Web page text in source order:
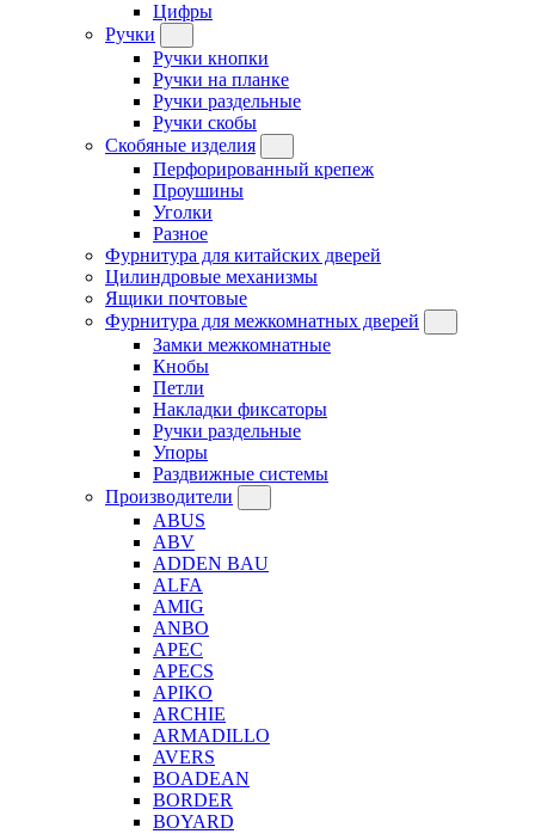
Цифры
Ручки
Ручки кнопки
Ручки на планке
Ручки раздельные
Ручки скобы
Скобяные изделия
Перфорированный крепеж
Проушины
Уголки
Разное
Фурнитура для китайских дверей
Цилиндровые механизмы
Ящики почтовые
Фурнитура для межкомнатных дверей
Замки межкомнатные
Кнобы
Петли
Накладки фиксаторы
Ручки раздельные
Упоры
Раздвижные системы
Производители
ABUS
ABV
ADDEN BAU
ALFA
AMIG
ANBO
APEC
APECS
APIKO
ARCHIE
ARMADILLO
AVERS
BOADEAN
BORDER
BOYARD